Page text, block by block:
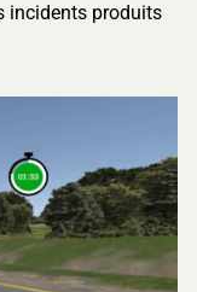
incidents produits